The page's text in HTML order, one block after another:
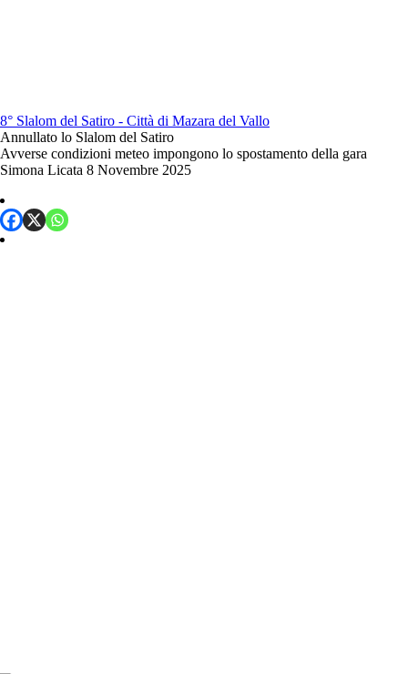
8° Slalom del Satiro - Città di Mazara del Vallo
Annullato lo Slalom del Satiro
Avverse condizioni meteo impongono lo spostamento della gara
Simona Licata 8 Novembre 2025